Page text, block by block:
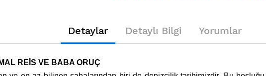
Detaylar
REİS VE BABA ORUÇ
Detaylı Bilgi Yorumlar